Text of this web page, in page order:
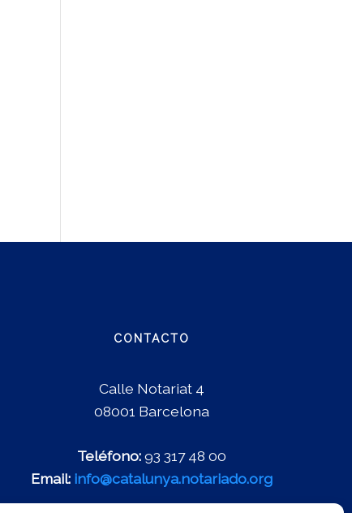
CONTACTO
Calle Notariat 4
08001 Barcelona
Teléfono: 93 317 48 00
Email: info@catalunya.notariado.org